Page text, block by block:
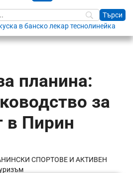
в бансколекартеснолинейка
планина:
за
в Пирин
СПОРТОВЕ И АКТИВЕН